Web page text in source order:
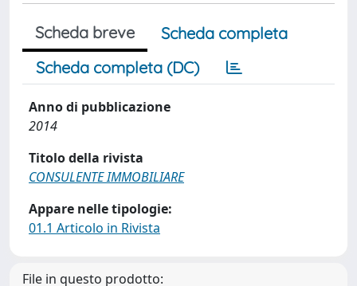
Scheda breve
Scheda completa
Scheda completa (DC)
Anno di pubblicazione
2014
Titolo della rivista
CONSULENTE IMMOBILIARE
Appare nelle tipologie:
01.1 Articolo in Rivista
File in questo prodotto: